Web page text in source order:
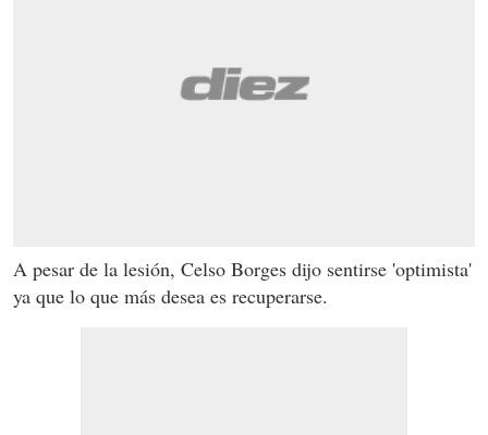
A pesar de la lesión, Celso Borges dijo sentirse 'optimista'
ya que lo que más desea es recuperarse.